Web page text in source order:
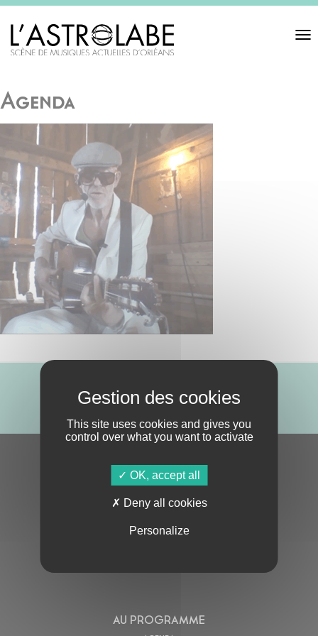
Toggle
Agenda
ABONNE-TOI !
S'ABONNER À LA NEWSLETTER
AU PROGRAMME
This site uses cookies and gives you
control over what you want to activate
OK, accept all
Deny all cookies
Personalize